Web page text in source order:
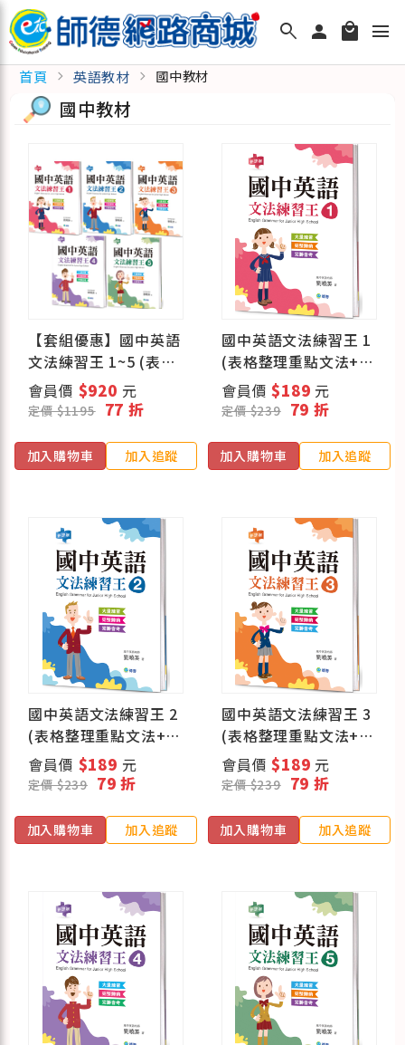
search person local_mall menu
首頁 chevron_right 英語教材 chevron_right 國中教材
國中教材
【套組優惠】國中英語
文法練習王 1~5 (表格
整理重點文法+新課綱)
會員價 $920 元
定價 $1195 77 折
加入購物車 加入追蹤
國中英語文法練習王 1
(表格整理重點文法+新
課綱)
會員價$189 元
定價 $239 79 折
加入購物車 加入追蹤
國中英語文法練習王 2
(表格整理重點文法+新
課綱)
會員價 $189 元
定價 $239 79 折
加入購物車 加入追蹤
國中英語文法練習王 3
(表格整理重點文法+新
課綱)
會員價$189 元
定價 $239 79 折
加入購物車 加入追蹤